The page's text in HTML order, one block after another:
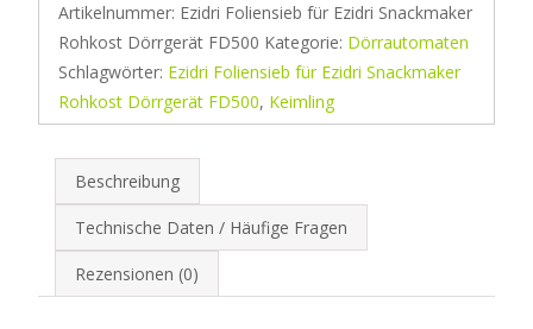
Artikelnummer: Ezidri Foliensieb für Ezidri Snackmaker
Rohkost Dörrgerät FD500 Kategorie: Dörrautomaten
Schlagwörter: Ezidri Foliensieb für Ezidri Snackmaker
Rohkost Dörrgerät FD500, Keimling
Beschreibung
Technische Daten / Häufige Fragen
Rezensionen (0)